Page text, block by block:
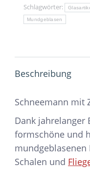
Schlagwörter:
Mundgeblasen
Beschreibung
Schneemann mit
Dank jahrelanger
formschöne und
mundgeblasenen
Schalen und